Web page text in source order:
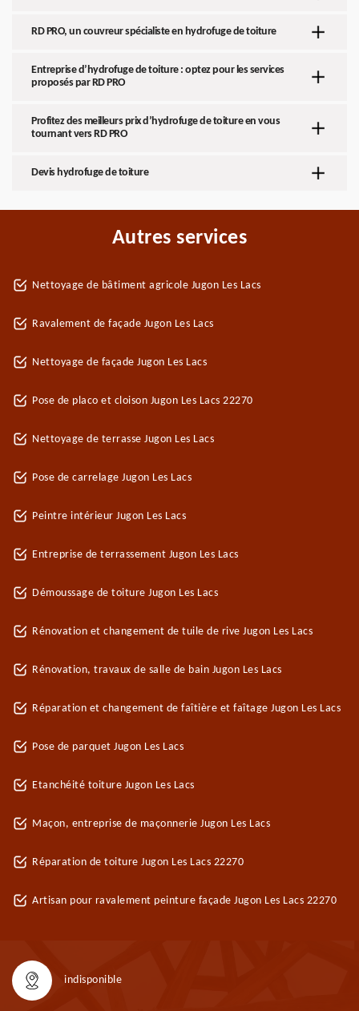
RD PRO, un couvreur spécialiste en hydrofuge de toiture
Entreprise d’hydrofuge de toiture : optez pour les services
proposés par RD PRO
Profitez des meilleurs prix d’hydrofuge de toiture en vous
tournant vers RD PRO
Devis hydrofuge de toiture
Autres services
Nettoyage de bâtiment agricole Jugon Les Lacs
Ravalement de façade Jugon Les Lacs
Nettoyage de façade Jugon Les Lacs
Pose de placo et cloison Jugon Les Lacs 22270
Nettoyage de terrasse Jugon Les Lacs
Pose de carrelage Jugon Les Lacs
Peintre intérieur Jugon Les Lacs
Entreprise de terrassement Jugon Les Lacs
Démoussage de toiture Jugon Les Lacs
Rénovation et changement de tuile de rive Jugon Les Lacs
Rénovation, travaux de salle de bain Jugon Les Lacs
Réparation et changement de faîtière et faîtage Jugon Les Lacs
Pose de parquet Jugon Les Lacs
Etanchéité toiture Jugon Les Lacs
Maçon, entreprise de maçonnerie Jugon Les Lacs
Réparation de toiture Jugon Les Lacs 22270
Artisan pour ravalement peinture façade Jugon Les Lacs 22270
indisponible